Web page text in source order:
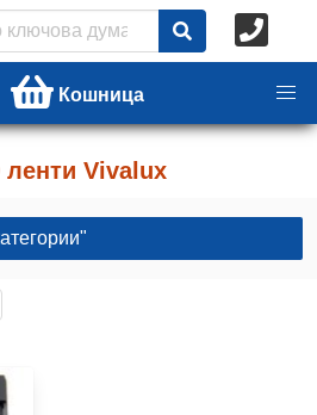
Кошница
ленти Vivalux